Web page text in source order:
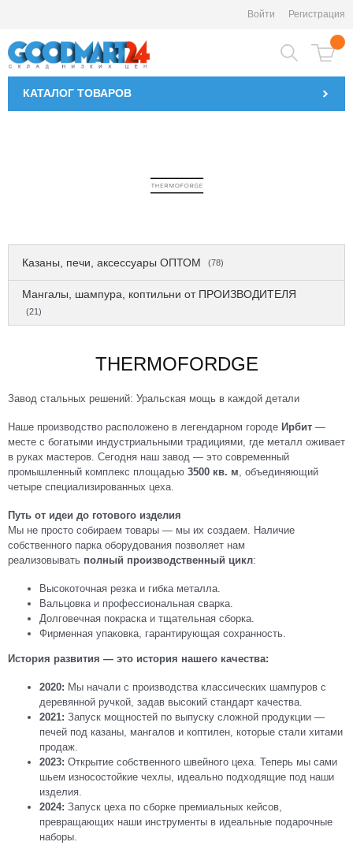
Войти Регистрация
КАТАЛОГ ТОВАРОВ
Казаны, печи, аксессуары ОПТОМ (78)
Мангалы, шампура, коптильни от ПРОИЗВОДИТЕЛЯ
(21)
THERMOFORDGE
Завод стальных решений: Уральская мощь в каждой детали
Наше производство расположено в легендарном городе Ирбит —
месте с богатыми индустриальными традициями, где металл оживает
в руках мастеров. Сегодня наш завод — это современный
промышленный комплекс площадью 3500 кв. м, объединяющий
четыре специализированных цеха.
Путь от идеи до готового изделия
Мы не просто собираем товары — мы их создаем. Наличие
собственного парка оборудования позволяет нам
реализовывать полный производственный цикл:
Высокоточная резка и гибка металла.
Вальцовка и профессиональная сварка.
Долговечная покраска и тщательная сборка.
Фирменная упаковка, гарантирующая сохранность.
История развития — это история нашего качества:
2020: Мы начали с производства классических шампуров с
деревянной ручкой, задав высокий стандарт качества.
2021: Запуск мощностей по выпуску сложной продукции —
печей под казаны, мангалов и коптилен, которые стали хитами
продаж.
2023: Открытие собственного швейного цеха. Теперь мы сами
шьем износостойкие чехлы, идеально подходящие под наши
изделия.
2024: Запуск цеха по сборке премиальных кейсов,
превращающих наши инструменты в идеальные подарочные
наборы.